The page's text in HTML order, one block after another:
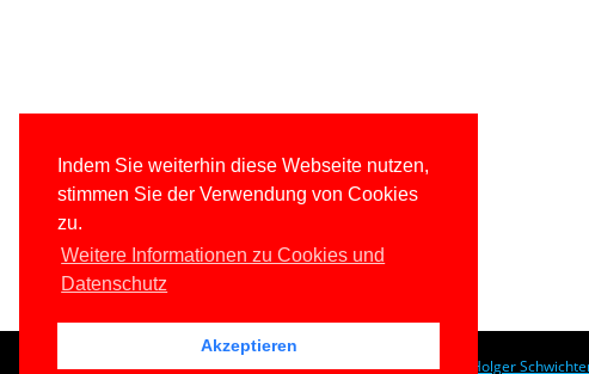
Indem Sie weiterhin diese Webseite nutzen,
stimmen Sie der Verwendung von Cookies
zu.
Weitere Informationen zu Cookies und
Datenschutz
Akzeptieren
© 1996-2026www.IT-Visions.de- Dr. Holger